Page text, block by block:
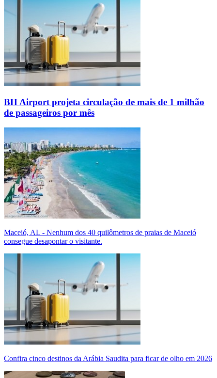
BH Airport projeta circulação de mais de 1 milhão
de passageiros por mês
Maceió, AL - Nenhum dos 40 quilômetros de praias de Maceió
consegue desapontar o visitante.
Confira cinco destinos da Arábia Saudita para ficar de olho em 2026